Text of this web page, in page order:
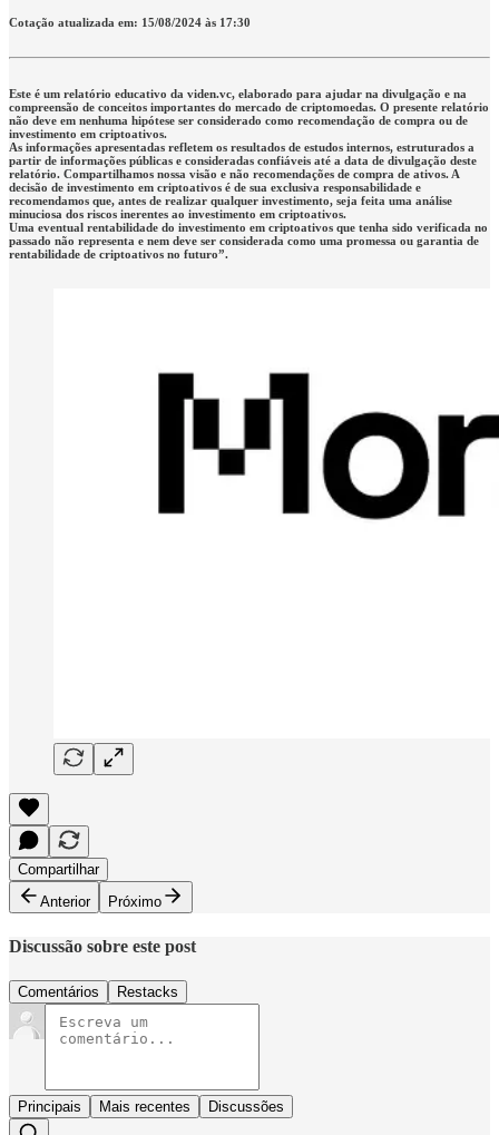
Cotação atualizada em: 15/08/2024 às 17:30
Este é um relatório educativo da viden.vc, elaborado para ajudar na divulgação e na
compreensão de conceitos importantes do mercado de criptomoedas. O presente relatório
não deve em nenhuma hipótese ser considerado como recomendação de compra ou de
investimento em criptoativos.
As informações apresentadas refletem os resultados de estudos internos, estruturados a
partir de informações públicas e consideradas confiáveis até a data de divulgação deste
relatório. Compartilhamos nossa visão e não recomendações de compra de ativos. A
decisão de investimento em criptoativos é de sua exclusiva responsabilidade e
recomendamos que, antes de realizar qualquer investimento, seja feita uma análise
minuciosa dos riscos inerentes ao investimento em criptoativos.
Uma eventual rentabilidade do investimento em criptoativos que tenha sido verificada no
passado não representa e nem deve ser considerada como uma promessa ou garantia de
rentabilidade de criptoativos no futuro”.
Compartilhar
Anterior
Próximo
Discussão sobre este post
Comentários Restacks
Principais Mais recentes Discussões